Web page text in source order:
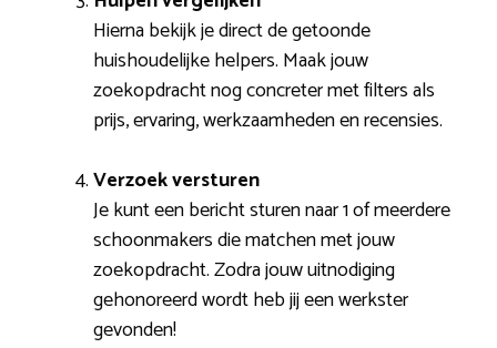
Hierna bekijk je direct de getoonde
huishoudelijke helpers. Maak jouw
zoekopdracht nog concreter met filters als
prijs, ervaring, werkzaamheden en recensies.
Verzoek versturen
Je kunt een bericht sturen naar 1 of meerdere
schoonmakers die matchen met jouw
zoekopdracht. Zodra jouw uitnodiging
gehonoreerd wordt heb jij een werkster
gevonden!